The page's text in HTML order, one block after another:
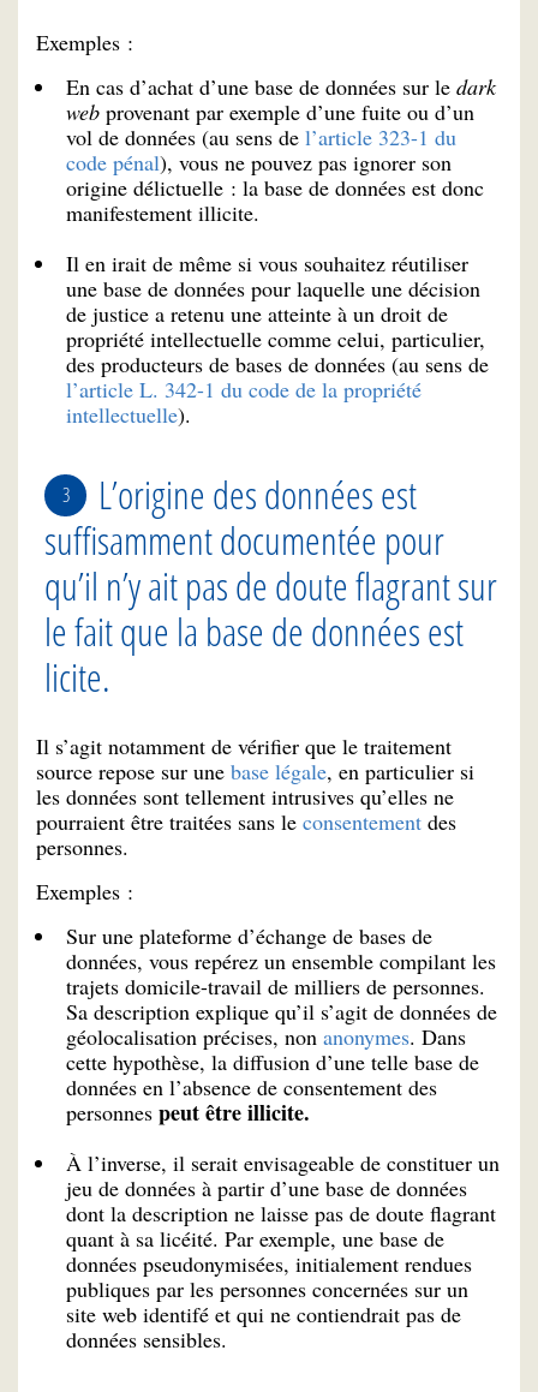
Exemples :
En cas d’achat d’une base de données sur le dark
web provenant par exemple d’une fuite ou d’un
vol de données (au sens de l’article 323-1 du
code pénal), vous ne pouvez pas ignorer son
origine délictuelle : la base de données est donc
manifestement illicite.
Il en irait de même si vous souhaitez réutiliser
une base de données pour laquelle une décision
de justice a retenu une atteinte à un droit de
propriété intellectuelle comme celui, particulier,
des producteurs de bases de données (au sens de
l’article L. 342-1 du code de la propriété
intellectuelle).
L’origine des données est
suffisamment documentée pour
qu’il n’y ait pas de doute flagrant sur
le fait que la base de données est
licite.
Il s’agit notamment de vérifier que le traitement
source repose sur une base légale, en particulier si
les données sont tellement intrusives qu’elles ne
pourraient être traitées sans le consentement des
personnes.
Exemples :
Sur une plateforme d’échange de bases de
données, vous repérez un ensemble compilant les
trajets domicile-travail de milliers de personnes.
Sa description explique qu’il s’agit de données de
géolocalisation précises, non anonymes. Dans
cette hypothèse, la diffusion d’une telle base de
données en l’absence de consentement des
personnes peut être illicite.
À l’inverse, il serait envisageable de constituer un
jeu de données à partir d’une base de données
dont la description ne laisse pas de doute flagrant
quant à sa licéité. Par exemple, une base de
données pseudonymisées, initialement rendues
publiques par les personnes concernées sur un
site web identifé et qui ne contiendrait pas de
données sensibles.